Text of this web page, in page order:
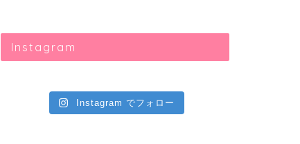
Instagram
Instagram でフォロー